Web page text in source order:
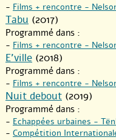
- Films + rencontre -
Tabu (2017)
Programmé dans :
- Films + rencontre -
E’ville (2018)
Programmé dans :
- Films + rencontre -
Nuit debout (2019)
Programmé dans :
- Echappées urbaines -
- Compétition